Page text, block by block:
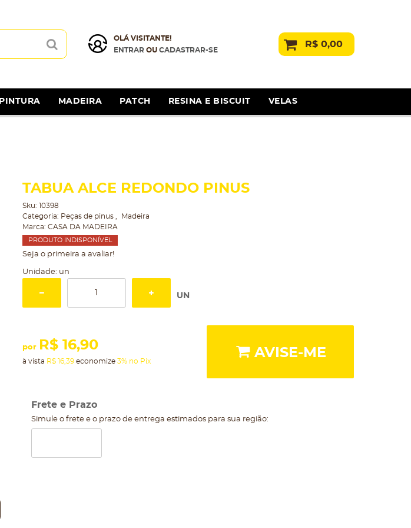
OLÁ VISITANTE!
ENTRAROU CADASTRAR-SE
R$ 0,00
PINTURA MADEIRA PATCH RESINA E BISCUIT VELAS
TABUA ALCE REDONDO PINUS
Sku: 10398
Categoria: Peças de pinus
Madeira
Marca: CASA DA MADEIRA
PRODUTO INDISPONÍVEL
Seja o primeira a avaliar!
Unidade: un
UN
por R$ 16,90
à vista R$ 16,39economize 3% no Pix
AVISE-ME
Frete e Prazo
Simule o frete e o prazo de entrega estimados para sua região: